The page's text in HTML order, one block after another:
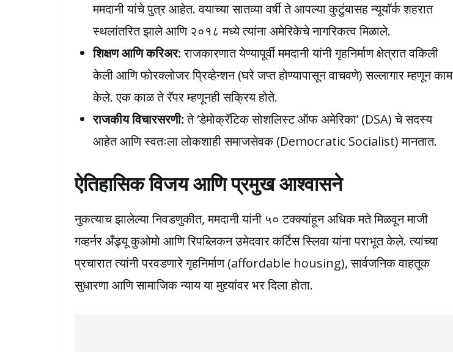
ममदानी यांचे पुत्र आहेत. वयाच्या सातव्या वर्षी ते आपल्या कुटुंबासह न्यूयॉर्क शहरात
स्थलांतरित झाले आणि २०१८ मध्ये त्यांना अमेरिकेचे नागरिकत्व मिळाले.
शिक्षण आणि करिअर:राजकारणात येण्यापूर्वी ममदानी यांनी गृहनिर्माण क्षेत्रात वकिली
केली आणि फोरक्लोजर प्रिव्हेन्शन (घरे जप्त होण्यापासून वाचवणे) सल्लागार म्हणून काम
केले. एक काळ ते रॅपर म्हणूनही सक्रिय होते.
राजकीय विचारसरणी:ते ‘डेमोक्रॅटिक सोशलिस्ट ऑफ अमेरिका’ (DSA) चे सदस्य
आहेत आणि स्वतःला लोकशाही समाजसेवक (Democratic Socialist) मानतात.
ऐतिहासिक विजय आणि प्रमुख आश्वासने
नुकत्याच झालेल्या निवडणुकीत, ममदानी यांनी ५० टक्क्यांहून अधिक मते मिळवून माजी
गव्हर्नर अँड्र्यू कुओमो आणि रिपब्लिकन उमेदवार कर्टिस स्लिवा यांना पराभूत केले. त्यांच्या
प्रचारात त्यांनी परवडणारे गृहनिर्माण (affordable housing), सार्वजनिक वाहतूक
सुधारणा आणि सामाजिक न्याय या मुद्द्यांवर भर दिला होता.